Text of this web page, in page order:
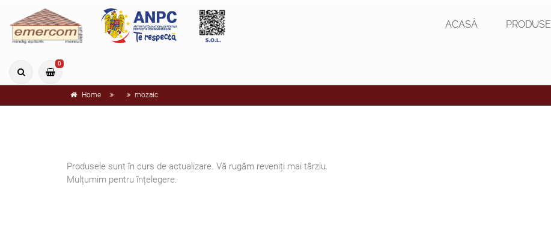
ACASĂ PRODUSE
0
Home mozaic
Produsele sunt în curs de actualizare. Vă rugăm reveniți mai târziu.
Mulțumim pentru înțelegere.